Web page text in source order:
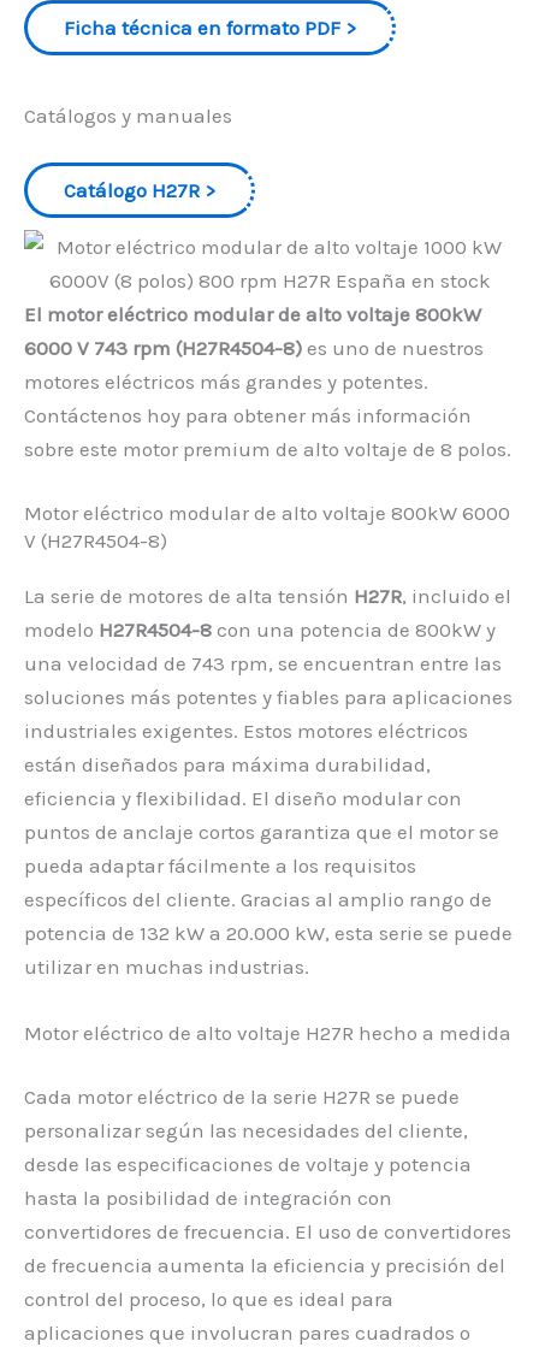
Ficha técnica en formato PDF
Catálogos y manuales
Catálogo H27R
El motor eléctrico modular de alto voltaje 800kW
6000 V 743 rpm (H27R4504-8) es uno de nuestros
motores eléctricos más grandes y potentes.
Contáctenos hoy para obtener más información
sobre este motor premium de alto voltaje de 8 polos.
Motor eléctrico modular de alto voltaje 800kW 6000
V (H27R4504-8)
La serie de motores de alta tensión H27R, incluido el
modelo H27R4504-8 con una potencia de 800kW y
una velocidad de 743 rpm, se encuentran entre las
soluciones más potentes y fiables para aplicaciones
industriales exigentes. Estos motores eléctricos
están diseñados para máxima durabilidad,
eficiencia y flexibilidad. El diseño modular con
puntos de anclaje cortos garantiza que el motor se
pueda adaptar fácilmente a los requisitos
específicos del cliente. Gracias al amplio rango de
potencia de 132 kW a 20.000 kW, esta serie se puede
utilizar en muchas industrias.
Motor eléctrico de alto voltaje H27R hecho a medida
Cada motor eléctrico de la serie H27R se puede
personalizar según las necesidades del cliente,
desde las especificaciones de voltaje y potencia
hasta la posibilidad de integración con
convertidores de frecuencia. El uso de convertidores
de frecuencia aumenta la eficiencia y precisión del
control del proceso, lo que es ideal para
aplicaciones que involucran pares cuadrados o